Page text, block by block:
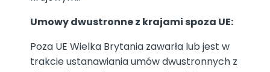
Umowy dwustronne z krajami spoza UE:
Poza UE Wielka Brytania zawarła lub jest w
trakcie ustanawiania umów dwustronnych z